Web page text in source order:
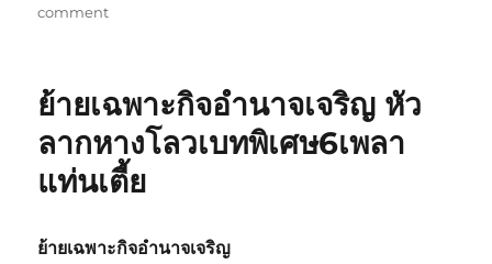
commenton
สกลนคร
ลาก
หาง
โลวเบท
แท่น
ย้ายเฉพาะกิจอำนาจเจริญ หัว
ลากหางโลวเบทพิเศษ6เพลา
แท่นเตี้ย
ย้ายเฉพาะกิจอำนาจเจริญ